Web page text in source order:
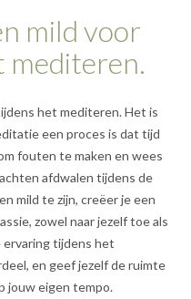
mild voor
mediteren.
het mediteren. Het is
een proces is dat tijd
fouten te maken en wees
afdwalen tijdens de
mild te zijn, creëer je een
zowel naar jezelf toe als
ervaring tijdens het
en geef jezelf de ruimte
jouw eigen tempo.